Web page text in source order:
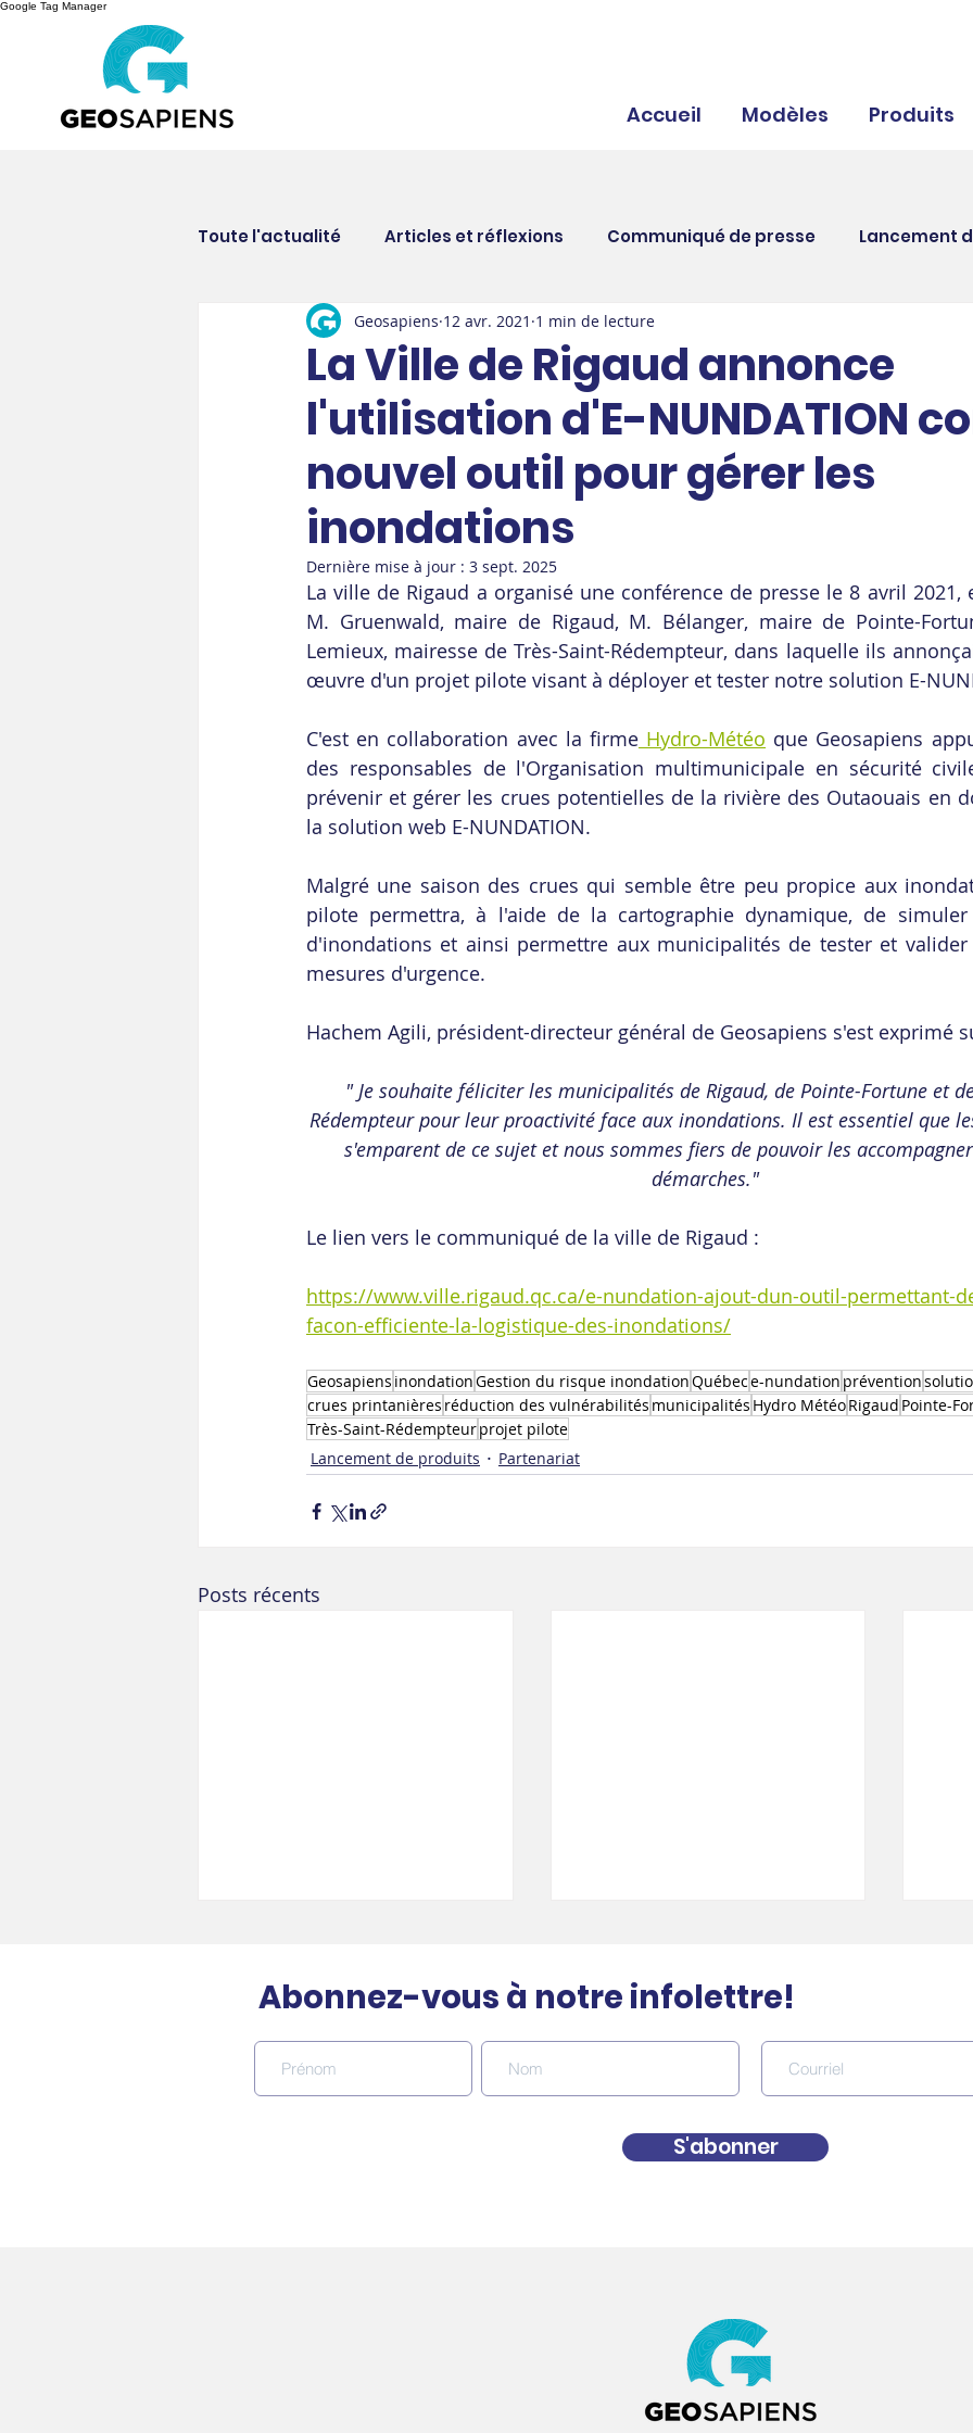
Google Tag Manager
Accueil Modèles Produits
Toute l'actualité Articles et réflexions Communiqué de presse Lancement
Nouvelles corporatives Partenariat Assurances
La Ville de Rigaud annonce
l'utilisation d'E-NUNDATION
nouvel outil pour gérer les
inondations
Geosapiens 12 avr. 2021 1 min de lecture
Dernière mise à jour : 3 sept. 2025
La ville de Rigaud a organisé une conférence de presse le 8 avril 2021,
M. Gruenwald, maire de Rigaud, M. Bélanger, maire de Pointe-
Lemieux, mairesse de Très-Saint-Rédempteur, dans laquelle ils
œuvre d'un projet pilote visant à déployer et tester notre solution E-
C'est en collaboration avec la firme Hydro-Météo que Geosapiens
des responsables de l'Organisation multimunicipale en sécurité
prévenir et gérer les crues potentielles de la rivière des Outaouais en
la solution web E-NUNDATION.
Malgré une saison des crues qui semble être peu propice aux
pilote permettra, à l'aide de la cartographie dynamique, de simuler
d'inondations et ainsi permettre aux municipalités de tester et
mesures d'urgence.
Hachem Agili, président-directeur général de Geosapiens s'est exprimé
" Je souhaite féliciter les municipalités de Rigaud, de Pointe-Fortune et
Rédempteur pour leur proactivité face aux inondations. Il est essentiel que
s'emparent de ce sujet et nous sommes fiers de pouvoir les
démarches."
Le lien vers le communiqué de la ville de Rigaud :
https://www.ville.rigaud.qc.ca/e-nundation-ajout-dun-outil-permettant-
facon-efficiente-la-logistique-des-inondations/
Geosapiens inondationGestion du risque inondationQuébece-nundation prévention
crues printanières réduction des vulnérabilités municipalités Hydro MétéoRigaud Pointe-
Très-Saint-Rédempteurprojet pilote
Lancement de produits
Partenariat
Posts récents
modèle mondial
Abonnez-vous à notre infolettre!
S'abonner